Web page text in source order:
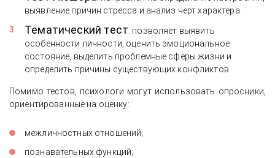
выявление причин стресса и анализ черт характера.
Тематический тест: позволяет выявить
особенности личности, оценить эмоциональное
состояние, выделить проблемные сферы жизни и
определить причины существующих конфликтов.
Помимо тестов, психологи могут использовать опросники,
ориентированные на оценку:
межличностных отношений;
познавательных функций;